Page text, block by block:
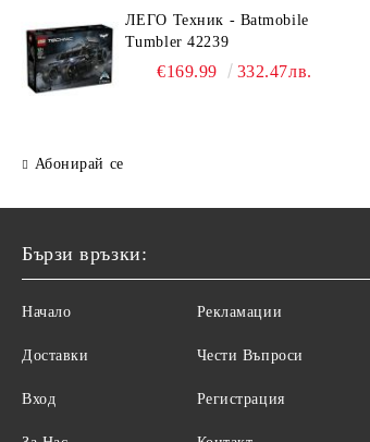
ЛЕГО Техник - Batmobile
Tumbler 42239
€169.99 332.47лв.
Абонирай се
Бързи връзки:
Начало
Доставки
Вход
Рекламации
Чести Въпроси
Регистрация